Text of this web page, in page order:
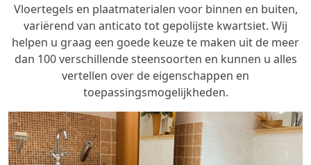
Vloertegels en plaatmaterialen voor binnen en buiten,
variërend van anticato tot gepolijste kwartsiet. Wij
helpen u graag een goede keuze te maken uit de meer
dan 100 verschillende steensoorten en kunnen u alles
vertellen over de eigenschappen en
toepassingsmogelijkheden.